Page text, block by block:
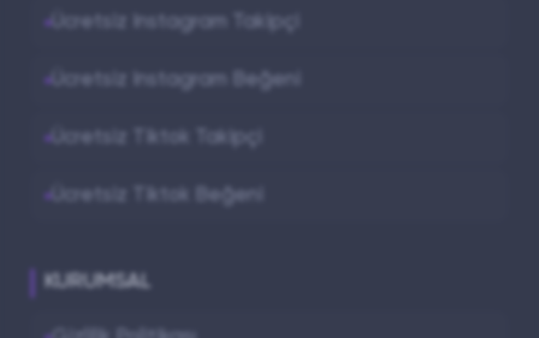
Ücretsiz Instagram Takipçi
Ücretsiz Instagram Beğeni
Ücretsiz Tiktok Takipçi
Ücretsiz Tiktok Beğeni
KURUMSAL